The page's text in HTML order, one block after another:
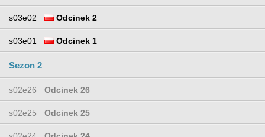
s03e02 Odcinek 2
s03e01 Odcinek 1
Sezon 2
s02e26 Odcinek 26
s02e25 Odcinek 25